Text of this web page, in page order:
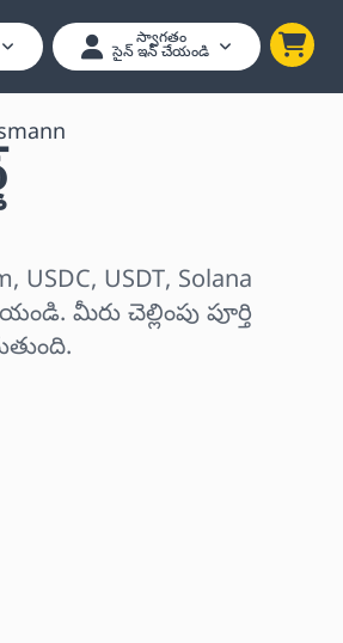
స్వాగతం
సైన్ ఇన్ చేయండి
USDC, USDT, Solana
మీరు చెల్లింపు పూర్తి